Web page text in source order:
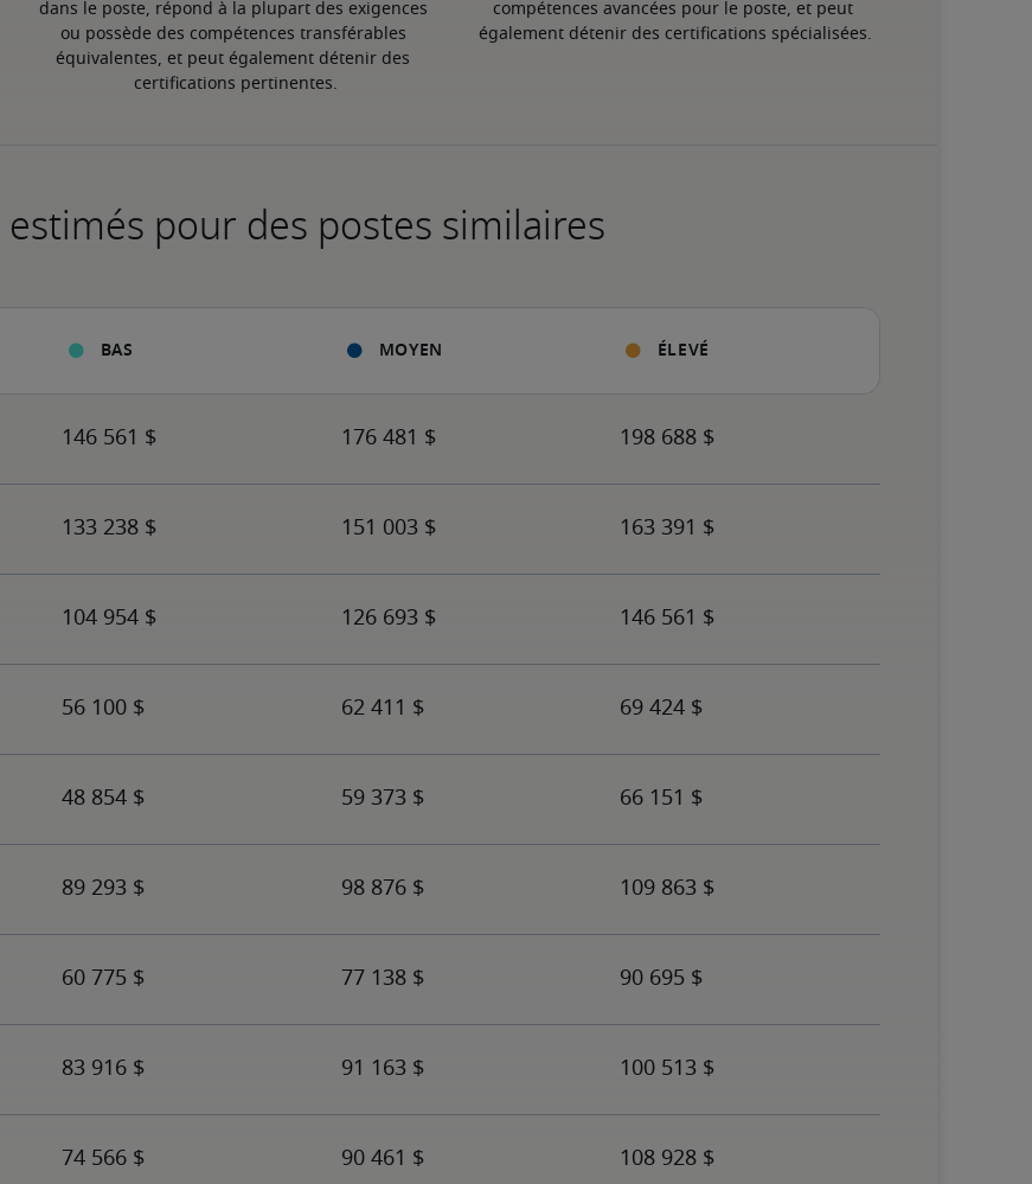
dans le poste, répond à la plupart des exigences
ou possède des compétences transférables
équivalentes, et peut également détenir des
certifications pertinentes.
compétences avancées pour le poste, et peut
également détenir des certifications spécialisées.
estimés pour des postes similaires